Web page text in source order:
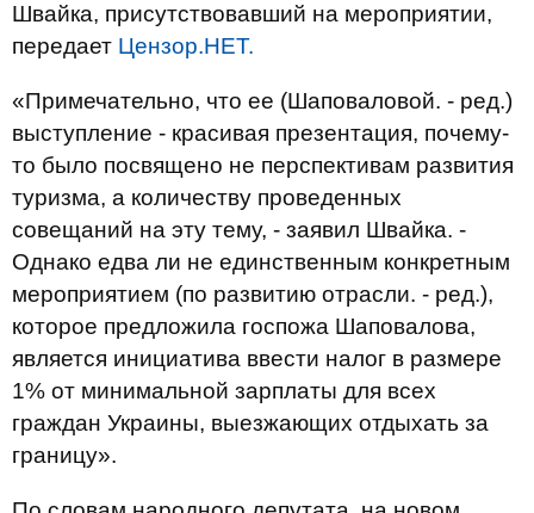
Швайка, присутствовавший на мероприятии,
передает Цензор.НЕТ.
«Примечательно, что ее (Шаповаловой. - ред.)
выступление - красивая презентация, почему-
то было посвящено не перспективам развития
туризма, а количеству проведенных
совещаний на эту тему, - заявил Швайка. -
Однако едва ли не единственным конкретным
мероприятием (по развитию отрасли. - ред.),
которое предложила госпожа Шаповалова,
является инициатива ввести налог в размере
1% от минимальной зарплаты для всех
граждан Украины, выезжающих отдыхать за
границу».